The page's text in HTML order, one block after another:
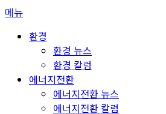
콘
메뉴
환경
환경 뉴스
환경 칼럼
에너지전환
에너지전환 뉴스
에너지전환 칼럼